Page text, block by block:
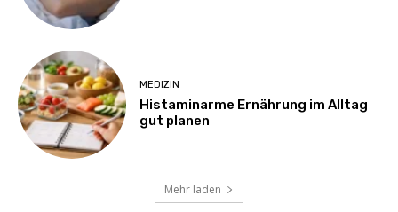
MEDIZIN
Histaminarme Ernährung im Alltag
gut planen
Mehr laden